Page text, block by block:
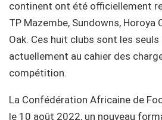
continent ont été officiellement
TP Mazembe, Sundowns, Horoya
Oak. Ces huit clubs sont les seuls
actuellement au cahier des
compétition.
La Confédération Africaine de
le 10 août 2022, un nouveau